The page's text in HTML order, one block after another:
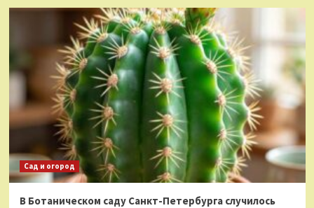
Сад и огород
В Ботаническом саду Санкт-Петербурга случилось